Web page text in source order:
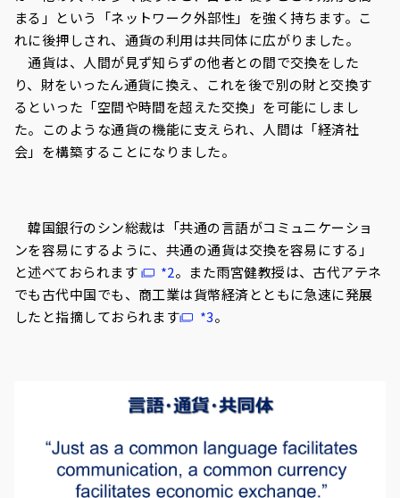
まる」という「ネットワーク外部性」を強く持ちます。こ
れに後押しされ、通貨の利用は共同体に広がりました。
通貨は、人間が見ず知らずの他者との間で交換をした
り、財をいったん通貨に換え、これを後で別の財と交換す
るといった「空間や時間を超えた交換」を可能にしまし
た。このような通貨の機能に支えられ、人間は「経済社
会」を構築することになりました。
韓国銀行のシン総裁は「共通の言語がコミュニケーショ
ンを容易にするように、共通の通貨は交換を容易にする」
と述べておられます
*2。また雨宮健教授は、古代アテネ
でも古代中国でも、商工業は貨幣経済とともに急速に発展
したと指摘しておられます
*3。